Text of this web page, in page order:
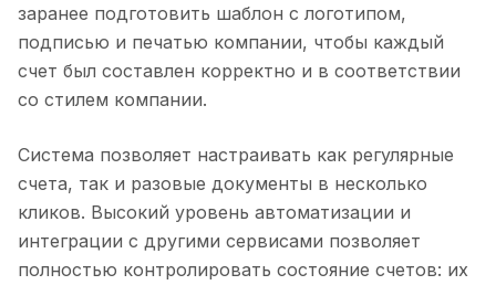
заранее подготовить шаблон с логотипом,
подписью и печатью компании, чтобы каждый
счет был составлен корректно и в соответствии
со стилем компании.
Система позволяет настраивать как регулярные
счета, так и разовые документы в несколько
кликов. Высокий уровень автоматизации и
интеграции с другими сервисами позволяет
полностью контролировать состояние счетов: их